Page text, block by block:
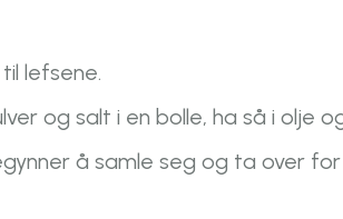
lefsene.
og salt i en bolle, ha så i olje
å samle seg og ta over